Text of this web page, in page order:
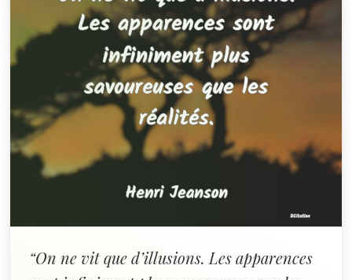
“On ne vit que d’illusions. Les apparences